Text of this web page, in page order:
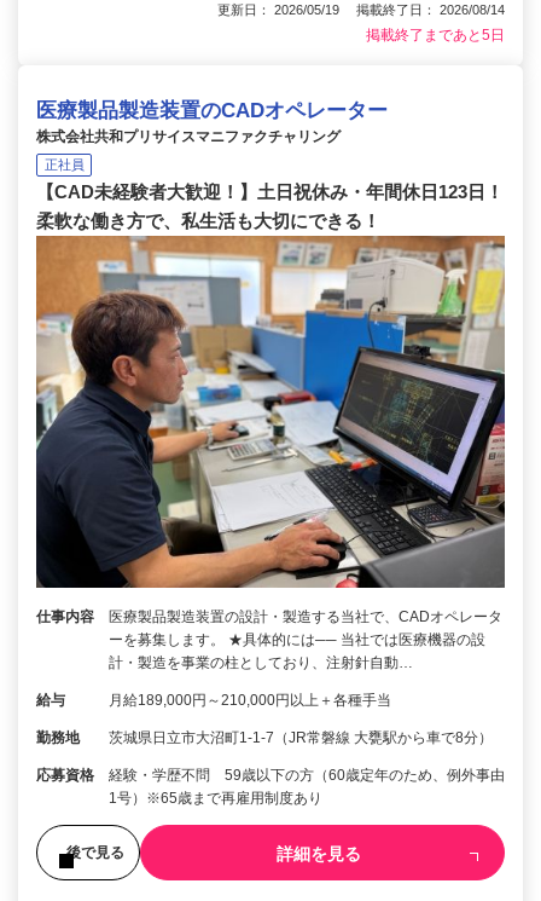
更新日： 2026/05/19 掲載終了日： 2026/08/14
掲載終了まであと5日
医療製品製造装置のCADオペレーター
株式会社共和プリサイスマニファクチャリング
正社員
【CAD未経験者大歓迎！】土日祝休み・年間休日123日！
柔軟な働き方で、私生活も大切にできる！
仕事内容
医療製品製造装置の設計・製造する当社で、CADオペレータ
ーを募集します。 ★具体的には── 当社では医療機器の設
計・製造を事業の柱としており、注射針自動…
給与 月給189,000円～210,000円以上＋各種手当
勤務地 茨城県日立市大沼町1-1-7（JR常磐線 大甕駅から車で8分）
応募資格
経験・学歴不問 59歳以下の方（60歳定年のため、例外事由
1号）※65歳まで再雇用制度あり
後で見る 詳細を見る